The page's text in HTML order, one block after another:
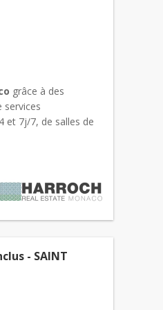
grâce à des
services
et 7j/7, de salles de
- SAINT